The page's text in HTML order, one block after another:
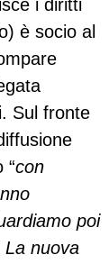
i diritti
è socio al
Sul fronte
“con
poi
La nuova